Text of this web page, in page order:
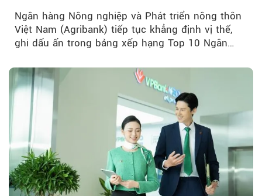
Ngân hàng Nông nghiệp và Phát triển nông thôn
Việt Nam (Agribank) tiếp tục khẳng định vị thế,
ghi dấu ấn trong bảng xếp hạng Top 10 Ngân